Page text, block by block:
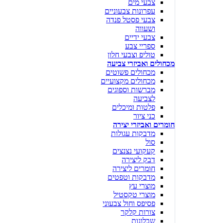
צבעי מים
עפרונות צבעוניים
צבעי פסטל פנדה
ושעווה
צבעי ידיים
ספריי צבע
טוליפ וצבעי חלון
מכחולים ואביזרי צביעה
מכחולים פשוטים
מכחולים מקצועיים
מברשות וספוגים
לצביעה
פלטות ומיכלים
כני ציור
חומרים ואביזרי יצירה
מדבקות עגולות
סול
קעקועי נצנצים
דבק ליצירה
חומרים ליצירה
מדבקות וטפטים
מוצרי עץ
מוצרי טקסטיל
פסיפס וחול צבעוני
צורות קלקר
שבלונות